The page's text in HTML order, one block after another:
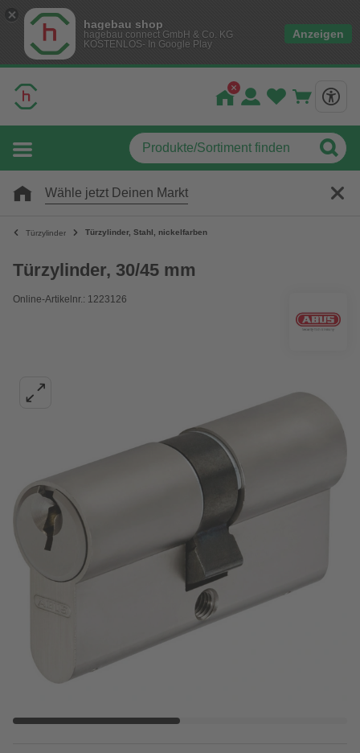
hagebau shop
hagebau connect GmbH & Co. KG
KOSTENLOS- In Google Play
Anzeigen
Wähle jetzt Deinen Markt
Türzylinder Türzylinder, Stahl, nickelfarben
Türzylinder, 30/45 mm
Online-Artikelnr.: 1223126